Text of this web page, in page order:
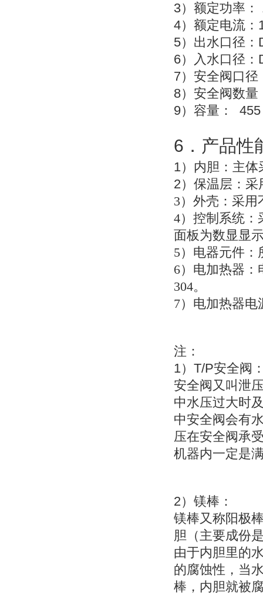
3）额定功率：
4）额定电流：
5）出水口径：
6）入水口径：
7）安全阀口径
8）安全阀数量
9）容量：
6 ．产品
1） 内胆：主体
2） 保温层：采
3）外壳：采用
4）控制系统：
面板为数显显
5）电器元件
6）电加热器
304。
7）电加热器
注：
1） T/P安全阀
安全阀又叫 泄
中水压过大时
中安全阀会有
压在安全阀承
机器内一定是
2） 镁棒：
镁棒又称阳极
胆（主要成份
由于内胆里的
的腐蚀性，当
棒，内胆就被